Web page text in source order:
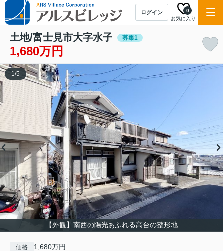
ログイン
お気に入り
0
土地/富士見市大字水子 募集1
1,680万円
【外観】南西の陽光あふれる高台の整形地
1/5
価格 1,680万円